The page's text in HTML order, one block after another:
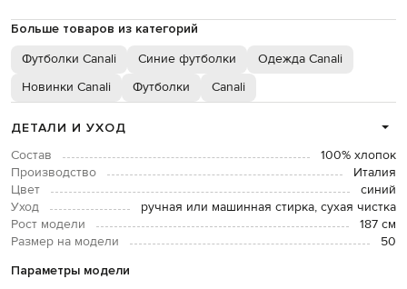
Больше товаров из категорий
Футболки Canali Синие футболки
Одежда Canali
Новинки Canali
Футболки Canali
ДЕТАЛИ И УХОД
Состав
100% хлопок
Производство
Италия
Цвет
синий
Уход
ручная или машинная стирка, сухая чистка
Рост модели
187 см
Размер на модели
50
Параметры модели